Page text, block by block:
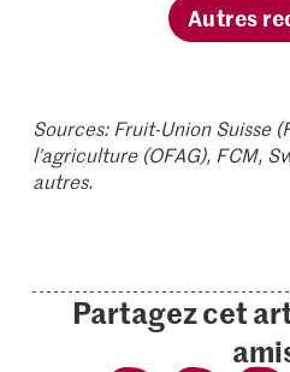
Autres
Sources: Fruit-Union Suisse
l’agriculture (OFAG), FCM,
autres.
Partagez cet